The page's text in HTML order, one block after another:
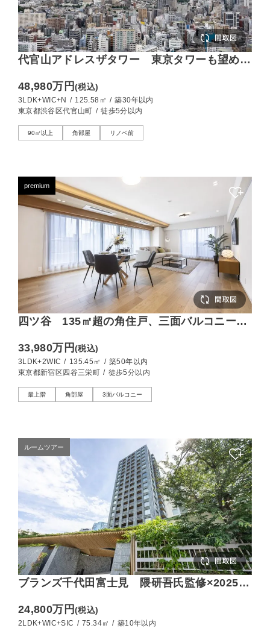
代官山アドレスザタワー 東京タワーも望め
48,980万円(税込)
3LDK+WIC+N / 125.58㎡ / 築30年以内
東京都渋谷区代官山町 / 徒歩5分以内
90㎡以上 角部屋 リノベ前
premium
四ツ谷 135㎡超の角住戸、三面バルコニーが
33,980万円(税込)
3LDK+2WIC / 135.45㎡ / 築50年以内
東京都新宿区四谷三栄町 / 徒歩5分以内
最上階 角部屋 3面バルコニー
ルームツアー
ブランズ千代田富士見 隈研吾氏監修×2025年
24,800万円(税込)
2LDK+WIC+SIC / 75.34㎡ / 築10年以内